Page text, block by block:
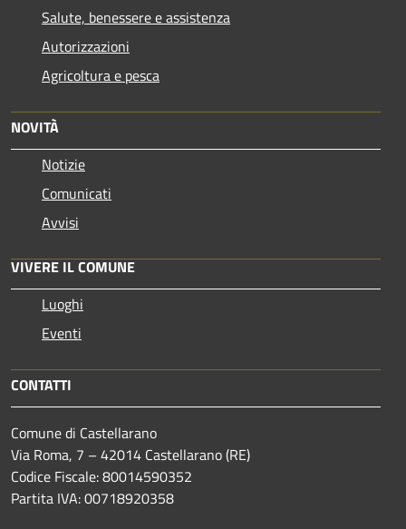
Salute, benessere e assistenza
Autorizzazioni
Agricoltura e pesca
NOVITÀ
Notizie
Comunicati
Avvisi
VIVERE IL COMUNE
Luoghi
Eventi
CONTATTI
Comune di Castellarano
Via Roma, 7 – 42014 Castellarano (RE)
Codice Fiscale: 80014590352
Partita IVA: 00718920358